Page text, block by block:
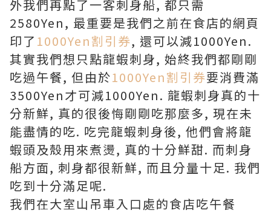
外我們再點了一客刺身船, 都只需
2580Yen, 最重要是我們之前在食店的網頁
印了 1000Yen割引券, 還可以減1000Yen.
其實我們想只點龍蝦刺身, 始終我們都剛剛
吃過午餐, 但由於1000Yen割引券要消費滿
3500Yen才可減1000Yen. 龍蝦刺身真的十
分新鮮, 真的很後悔剛剛吃那麼多, 現在未
能盡情的吃. 吃完龍蝦刺身後, 他們會將龍
蝦頭及殼用來煮燙, 真的十分鮮甜. 而刺身
船方面, 刺身都很新鮮, 而且分量十足. 我們
吃到十分滿足呢.
我們在大室山吊車入口處的食店吃午餐